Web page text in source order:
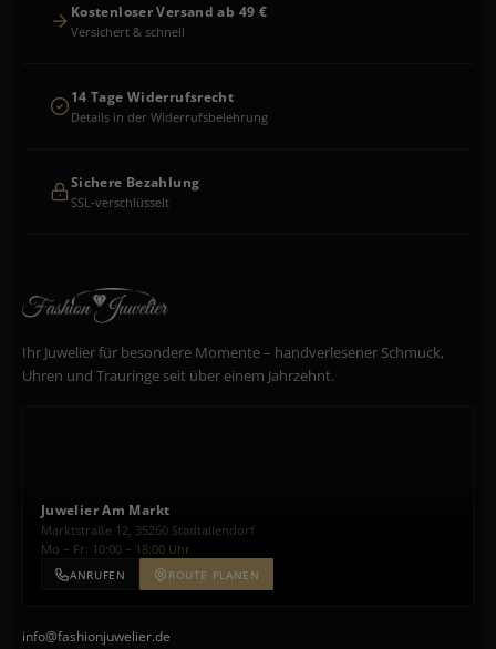
Kostenloser Versand ab 49 €
Versichert & schnell
14 Tage Widerrufsrecht
Details in der Widerrufsbelehrung
Sichere Bezahlung
SSL-verschlüsselt
Ihr Juwelier für besondere Momente – handverlesener Schmuck,
Uhren und Trauringe seit über einem Jahrzehnt.
Juwelier Am Markt
Marktstraße 12, 35260 Stadtallendorf
Mo – Fr: 10:00 – 18:00 Uhr
ANRUFEN ROUTE PLANEN
info@fashionjuwelier.de